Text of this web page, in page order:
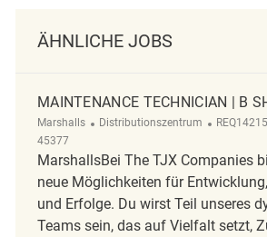
ÄHNLICHE JOBS
MAINTENANCE TECHNICIAN | B
Marshalls Kategorie
Distributionszentrum ReqId
45377
MarshallsBei The TJX Companies
neue Möglichkeiten für
und Erfolge. Du wirst Teil unseres
Teams sein, das auf Vielfalt setzt,